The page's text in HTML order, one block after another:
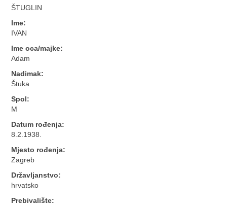
ŠTUGLIN
Ime:
IVAN
Ime oca/majke:
Adam
Nadimak:
Štuka
Spol:
M
Datum rođenja:
8.2.1938.
Mjesto rođenja:
Zagreb
Državljanstvo:
hrvatsko
Prebivalište: